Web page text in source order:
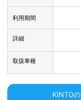
利用期間
詳細
取扱車種
KINTOの